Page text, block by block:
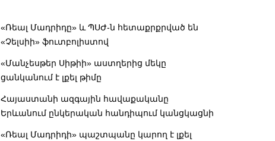
«Ռեալ Մադրիդը» և ՊՍԺ-ն հետաքրքրված են
«Չելսիի» ֆուտբոլիստով
«Մանչեսթեր Սիթիի» աստղերից մեկը
ցանկանում է լքել թիմը
Հայաստանի ազգային հավաքականը
Երևանում ընկերական հանդիպում կանցկացնի
«Ռեալ Մադրիդի» պաշտպանը կարող է լքել